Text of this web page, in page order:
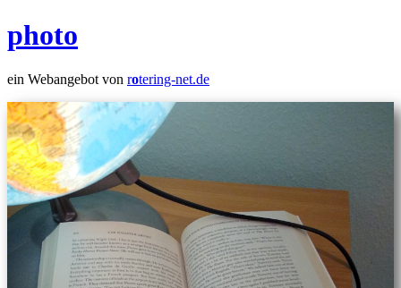
photo
ein Webangebot von rotering-net.de